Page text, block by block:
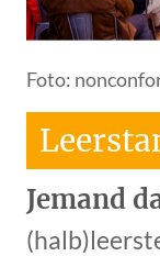
Foto:
Jemand